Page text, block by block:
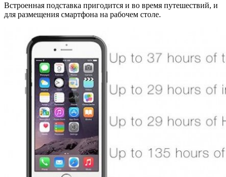
Встроенная подставка пригодится и во время путешествий, и
для размещения смартфона на рабочем столе.